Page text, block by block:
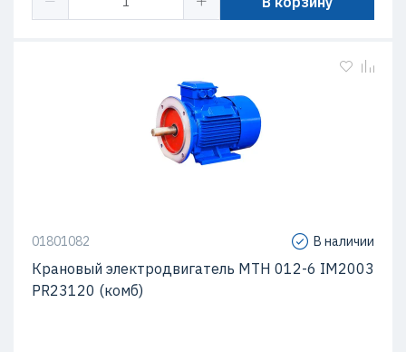
01801082 В наличии
Крановый электродвигатель МТН 012-6 IM2003
PR23120 (комб)